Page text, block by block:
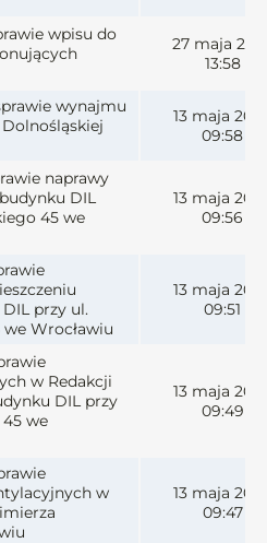
wpisu do
27 maja
13:58
wynajmu
13 maja
09:58
naprawy
DIL
45 we
13 maja
09:56
przy ul.
Wrocławiu
13 maja
09:51
w Redakcji
DIL przy
we
13 maja
09:49
w
13 maja
09:47